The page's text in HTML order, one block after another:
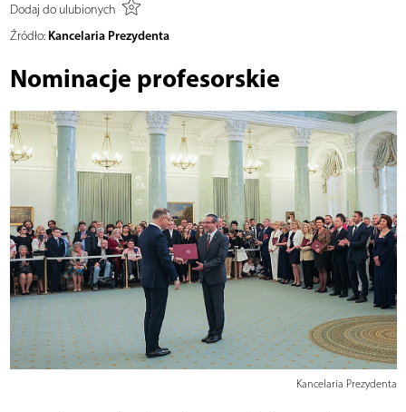
Dodaj do ulubionych
Źródło: Kancelaria Prezydenta
Nominacje profesorskie
Kancelaria Prezydenta